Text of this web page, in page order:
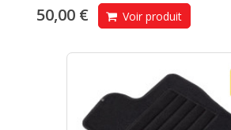
50,00 € Voir produit